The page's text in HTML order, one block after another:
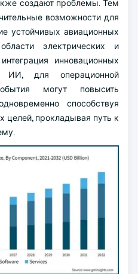
создают проблемы. Тем
возможности для
устойчивых авиационных
электрических и
инновационных
ИИ, для операционной
могут повысить
способствуя
целей, прокладывая путь к